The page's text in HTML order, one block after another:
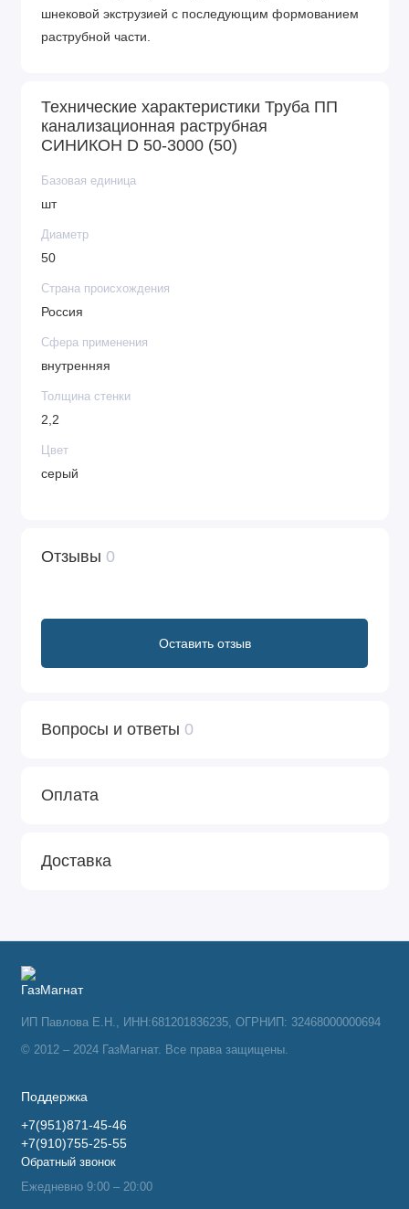
шнековой экструзией с последующим формованием
раструбной части.
Технические характеристики Труба ПП
канализационная раструбная
СИНИКОН D 50-3000 (50)
Базовая единица
шт
Диаметр
50
Страна происхождения
Россия
Сфера применения
внутренняя
Толщина стенки
2,2
Цвет
серый
Отзывы 0
Оставить отзыв
Вопросы и ответы 0
Оплата
Доставка
ИП Павлова Е.Н., ИНН:681201836235, ОГРНИП: 32468000000694
© 2012 – 2024 ГазМагнат. Все права защищены.
Поддержка
+7(951)871-45-46
+7(910)755-25-55
Обратный звонок
Ежедневно 9:00 – 20:00